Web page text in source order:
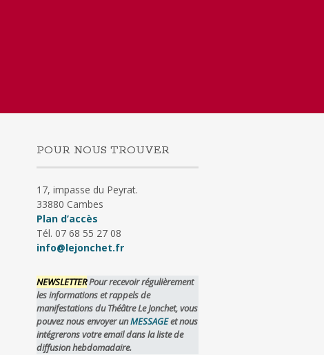
POUR NOUS TROUVER
17, impasse du Peyrat.
33880 Cambes
Plan d’accès
Tél. 07 68 55 27 08
info@lejonchet.fr
NEWSLETTERPour recevoir régulièrement
les informations et rappels de
manifestations du Théâtre Le Jonchet, vous
pouvez nous envoyer unMESSAGEet nous
intégrerons votre email dans la liste de
diffusion hebdomadaire.